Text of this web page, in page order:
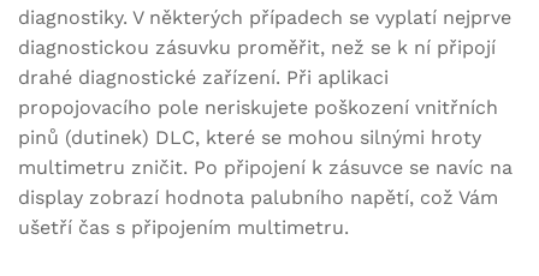
diagnostiky. V některých případech se vyplatí nejprve
diagnostickou zásuvku proměřit, než se k ní připojí
drahé diagnostické zařízení. Při aplikaci
propojovacího pole neriskujete poškození vnitřních
pinů (dutinek) DLC, které se mohou silnými hroty
multimetru zničit. Po připojení k zásuvce se navíc na
display zobrazí hodnota palubního napětí, což Vám
ušetří čas s připojením multimetru.